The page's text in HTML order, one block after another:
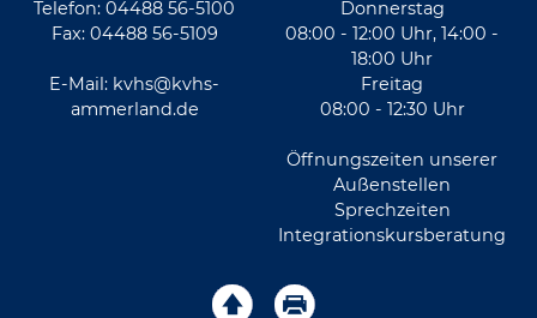
Telefon: 04488 56-5100
Fax: 04488 56-5109
E-Mail: kvhs@kvhs-
ammerland.de
Donnerstag
08:00 - 12:00 Uhr, 14:00 -
18:00 Uhr
Freitag
08:00 - 12:30 Uhr
Öffnungszeiten unserer
Außenstellen
Sprechzeiten
Integrationskursberatung